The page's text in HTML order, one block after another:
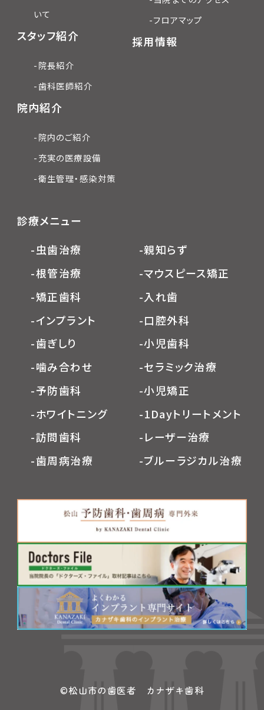
いて
スタッフ紹介
-院長紹介
-歯科医師紹介
院内紹介
-院内のご紹介
-充実の医療設備
-衛生管理・感染対策
-フロアマップ
採用情報
診療メニュー
-虫歯治療
-根管治療
-矯正歯科
-インプラント
-歯ぎしり
-噛み合わせ
-予防歯科
-ホワイトニング
-訪問歯科
-歯周病治療
-親知らず
-マウスピース矯正
-入れ歯
-口腔外科
-小児歯科
-セラミック治療
-小児矯正
-1Dayトリートメント
-レーザー治療
-ブルーラジカル治療
©松山市の歯医者 カナザキ歯科